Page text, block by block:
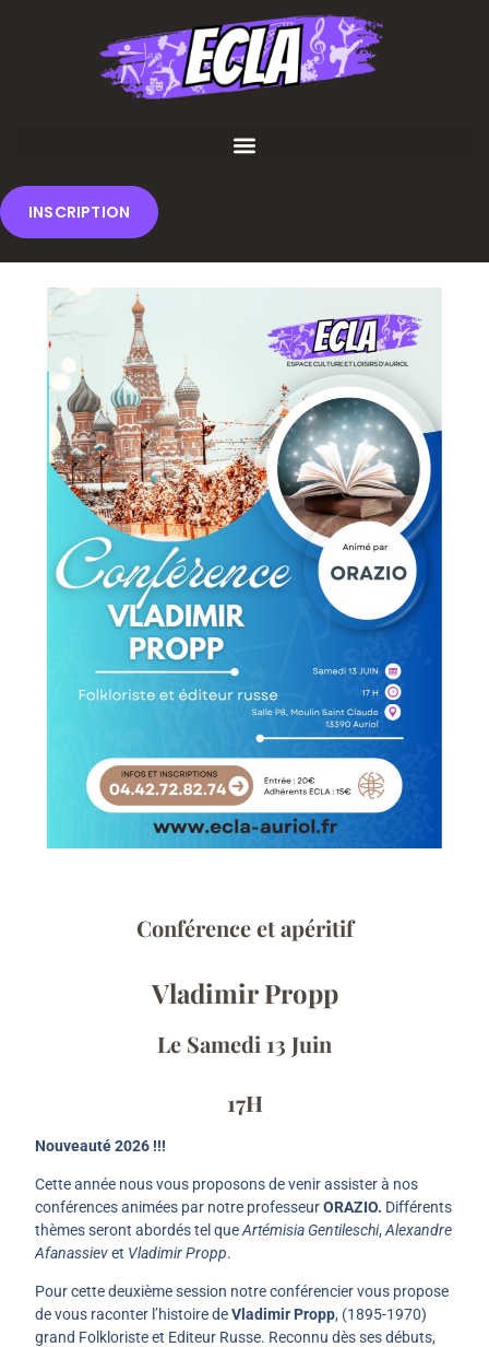
INSCRIPTION
Conférence et apéritif
Vladimir Propp
Le Samedi 13 Juin
17H
Nouveauté 2026 !!!
Cette année nous vous proposons de venir assister à nos
conférences animées par notre professeurORAZIO. Différents
thèmes seront abordés tel queArtémisia Gentileschi,Alexandre
Afanassievet Vladimir Propp.
Pour cette deuxième session notre conférencier vous propose
de vous raconter l’histoire deVladimir Propp, (1895-1970)
grand Folkloriste et Editeur Russe. Reconnu dès ses débuts,